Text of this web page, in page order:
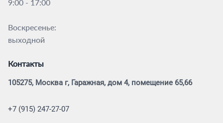
9:00 - 17:00
Воскресенье:
выходной
Контакты
105275, Москва г, Гаражная, дом 4, помещение 65,66
+7 (915) 247-27-07